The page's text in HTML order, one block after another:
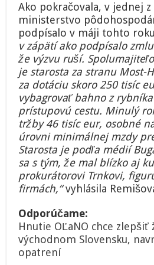
Ako pokračovala, v jednej z
ministerstvo
podpísalo v máji tohto
v zápätí ako podpísalo
že výzvu ruší.
je starosta za stranu Most-
za dotáciu skoro 250 tisíc
vybagrovať bahno z
prístupovú cestu. Minulý
tržby 46 tisíc eur, osobné
úrovni minimálnej mzdy
Starosta je podľa médií
sa s tým, že mal blízko aj
prokurátorovi Trnkovi,
firmách,“vyhlásila
Odporúčame:
Hnutie OĽaNO chce
východnom Slovensku,
opatrení